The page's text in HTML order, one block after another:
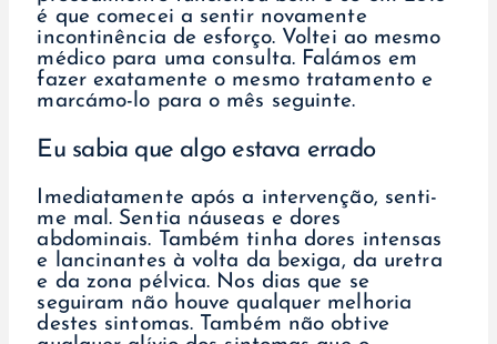
é que comecei a sentir novamente
incontinência de esforço. Voltei ao mesmo
médico para uma consulta. Falámos em
fazer exatamente o mesmo tratamento e
marcámo-lo para o mês seguinte.
Eu sabia que algo estava errado
Imediatamente após a intervenção, senti-
me mal. Sentia náuseas e dores
abdominais. Também tinha dores intensas
e lancinantes à volta da bexiga, da uretra
e da zona pélvica. Nos dias que se
seguiram não houve qualquer melhoria
destes sintomas. Também não obtive